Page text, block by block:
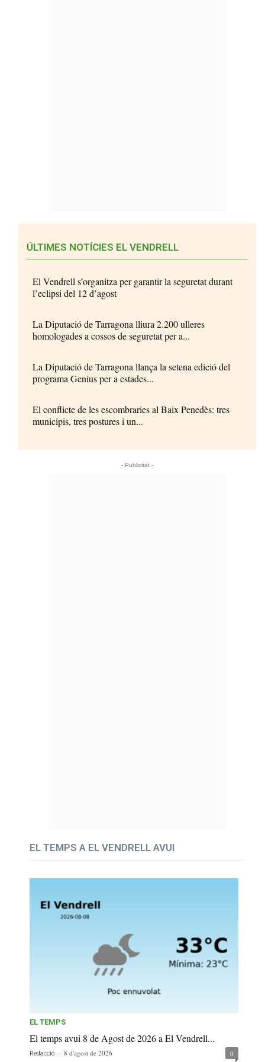
ÚLTIMES NOTÍCIES EL VENDRELL
El Vendrell s’organitza per garantir la seguretat durant
l’eclipsi del 12 d’agost
La Diputació de Tarragona lliura 2.200 ulleres
homologades a cossos de seguretat per a...
La Diputació de Tarragona llança la setena edició del
programa Genius per a estades...
El conflicte de les escombraries al Baix Penedès: tres
municipis, tres postures i un...
- Publicitat -
EL TEMPS A EL VENDRELL AVUI
EL TEMPS
El temps avui 8 de Agost de 2026 a El Vendrell...
Redacció - 8 d'agost de 2026 0